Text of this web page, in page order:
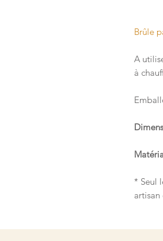
Brûle
A
à
* Seul
artisan